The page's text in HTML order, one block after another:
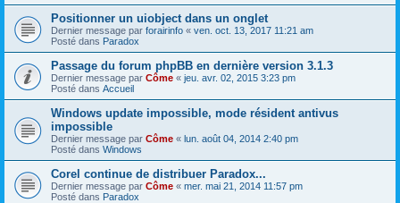
Positionner un uiobject dans un onglet
Dernier message par forairinfo « ven. oct. 13, 2017 11:21 am
Posté dans Paradox
Passage du forum phpBB en dernière version 3.1.3
Dernier message par Côme « jeu. avr. 02, 2015 3:23 pm
Posté dans Accueil
Windows update impossible, mode résident antivus
impossible
Dernier message par Côme « lun. août 04, 2014 2:40 pm
Posté dans Windows
Corel continue de distribuer Paradox...
Dernier message par Côme « mer. mai 21, 2014 11:57 pm
Posté dans Paradox